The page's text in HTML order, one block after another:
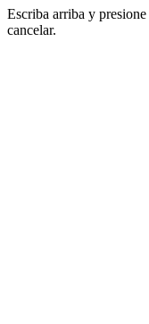
Escriba arriba y presione
cancelar.